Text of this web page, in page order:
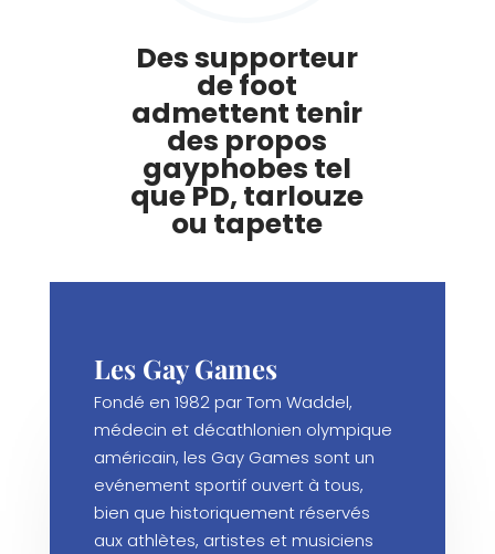
Des supporteur
de foot
admettent tenir
des propos
gayphobes tel
que PD, tarlouze
ou tapette
Les Gay Games
Fondé en 1982 par Tom Waddel,
médecin et décathlonien olympique
américain, les Gay Games sont un
evénement sportif ouvert à tous,
bien que historiquement réservés
aux athlètes, artistes et musiciens